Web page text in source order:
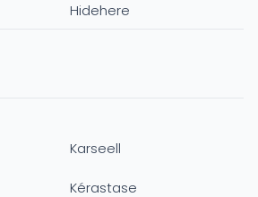
Hidehere
Karseell
Kérastase